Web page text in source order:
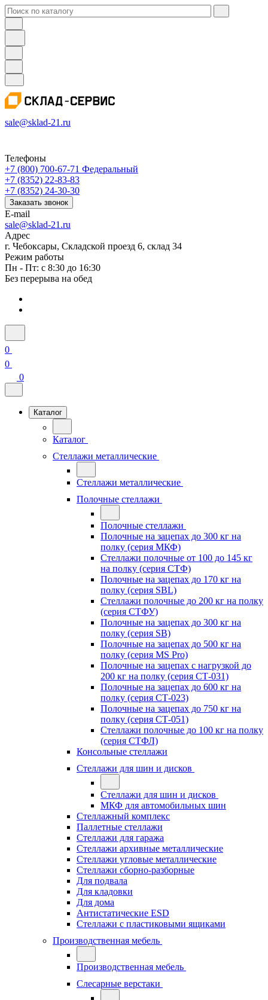
sale@sklad-21.ru
Телефоны
+7 (800) 700-67-71 Федеральный
+7 (8352) 22-83-83
+7 (8352) 24-30-30
Заказать звонок
E-mail
sale@sklad-21.ru
Адрес
г. Чебоксары, Складской проезд 6, склад 34
Режим работы
Пн - Пт: с 8:30 до 16:30
Без перерыва на обед
0
0
0
Каталог
Каталог
Стеллажи металлические
Стеллажи металлические
Полочные стеллажи
Полочные стеллажи
Полочные на зацепах до 300 кг на
полку (серия МКФ)
Стеллажи полочные от 100 до 145 кг
на полку (серия СТФ)
Полочные на зацепах до 170 кг на
полку (серия SBL)
Стеллажи полочные до 200 кг на полку
(серия СТФУ)
Полочные на зацепах до 300 кг на
полку (серия SB)
Полочные на зацепах до 500 кг на
полку (серия MS Pro)
Полочные на зацепах с нагрузкой до
200 кг на полку (серия СТ-031)
Полочные на зацепах до 600 кг на
полку (серия СТ-023)
Полочные на зацепах до 750 кг на
полку (серия СТ-051)
Стеллажи полочные до 100 кг на полку
(серия СТФЛ)
Консольные стеллажи
Стеллажи для шин и дисков
Стеллажи для шин и дисков
МКФ для автомобильных шин
Стеллажный комплекс
Паллетные стеллажи
Стеллажи для гаража
Стеллажи архивные металлические
Стеллажи угловые металлические
Стеллажи сборно-разборные
Для подвала
Для кладовки
Для дома
Антистатические ESD
Стеллажи с пластиковыми ящиками
Производственная мебель
Производственная мебель
Слесарные верстаки